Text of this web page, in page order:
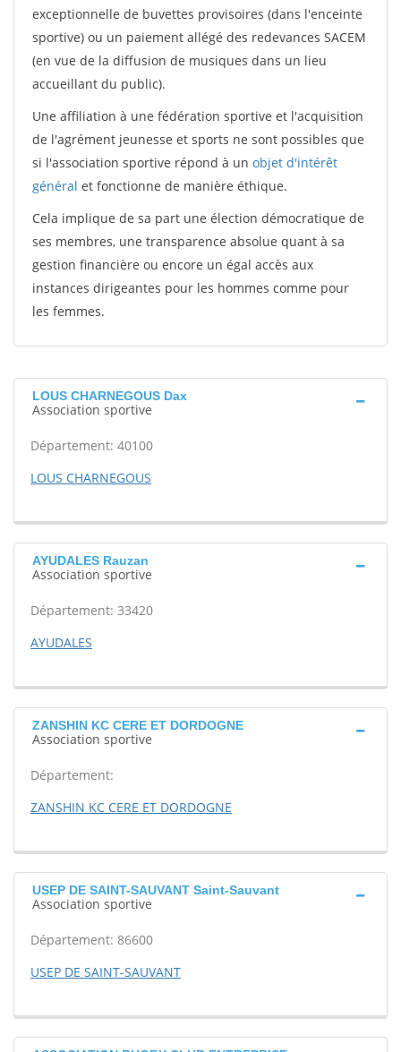
exceptionnelle de buvettes provisoires (dans l'enceinte
sportive) ou un paiement allégé des redevances SACEM
(en vue de la diffusion de musiques dans un lieu
accueillant du public).
Une affiliation à une fédération sportive et l'acquisition
de l'agrément jeunesse et sports ne sont possibles que
si l'association sportive répond à un objet d'intérêt
général et fonctionne de manière éthique.
Cela implique de sa part une élection démocratique de
ses membres, une transparence absolue quant à sa
gestion financière ou encore un égal accès aux
instances dirigeantes pour les hommes comme pour
les femmes.
LOUS CHARNEGOUS Dax
Association sportive
Département: 40100
LOUS CHARNEGOUS
AYUDALES Rauzan
Association sportive
Département: 33420
AYUDALES
ZANSHIN KC CERE ET DORDOGNE
Association sportive
Département:
ZANSHIN KC CERE ET DORDOGNE
USEP DE SAINT-SAUVANT Saint-Sauvant
Association sportive
Département: 86600
USEP DE SAINT-SAUVANT